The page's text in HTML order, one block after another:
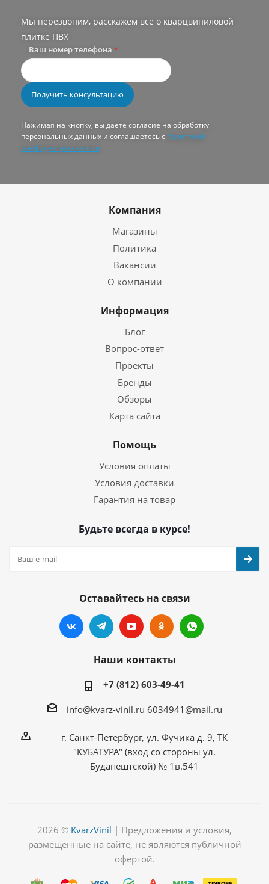
Мы перезвоним, расскажем все о кварцвиниловой
плитке ПВХ
Ваш номер телефона *
Нажимая на кнопку, вы даёте согласие на обработку
персональных данных и соглашаетесь с политикой
конфиденциальности
Компания
Магазины
Политика
Вакансии
О компании
Информация
Блог
Вопрос-ответ
Проекты
Бренды
Обзоры
Карта сайта
Помощь
Условия оплаты
Условия доставки
Гарантия на товар
Будьте всегда в курсе!
Оставайтесь на связи
Наши контакты
+7 (812) 603-49-41
info@kvarz-vinil.ru 6034941@mail.ru
г. Санкт-Петербург, ул. Фучика д. 9, ТК
"КУБАТУРА" (вход со стороны ул.
Будапештской) № 1в.541
2026 © KvarzVinil | Предложения и условия,
размещённые на сайте, не являются публичной
офертой.